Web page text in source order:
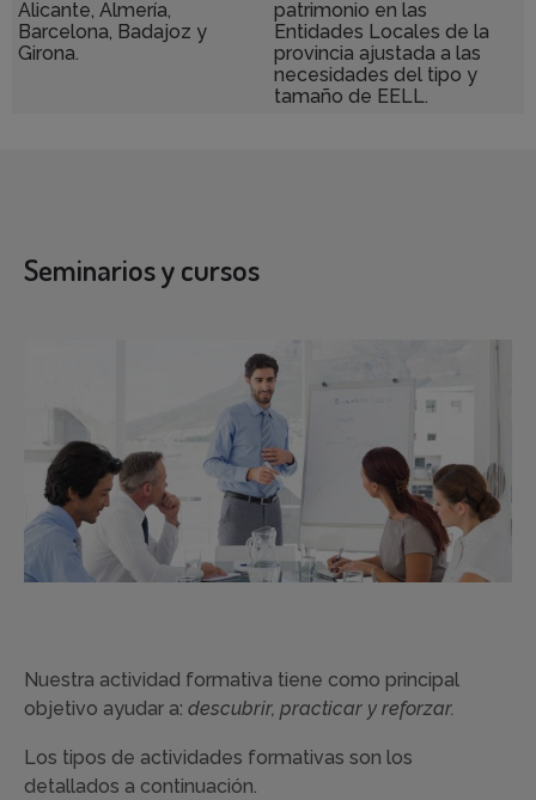
Alicante, Almería,
Barcelona, Badajoz y
Girona.
patrimonio en las
Entidades Locales de la
provincia ajustada a las
necesidades del tipo y
tamaño de EELL.
Seminarios y cursos
Nuestra actividad formativa tiene como principal
objetivo ayudar a: descubrir, practicar y reforzar.
Los tipos de actividades formativas son los
detallados a continuación.